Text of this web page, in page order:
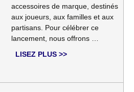
accessoires de marque, destinés
aux joueurs, aux familles et aux
partisans. Pour célébrer ce
lancement, nous offrons …
LISEZ PLUS >>